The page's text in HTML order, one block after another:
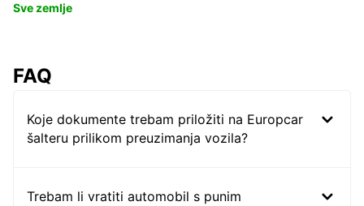
Sve zemlje
FAQ
Koje dokumente trebam priložiti na Europcar
šalteru prilikom preuzimanja vozila?
Trebam li vratiti automobil s punim